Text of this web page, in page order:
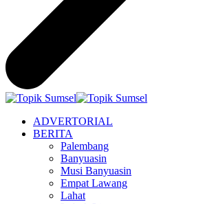
ADVERTORIAL
BERITA
Palembang
Banyuasin
Musi Banyuasin
Empat Lawang
Lahat